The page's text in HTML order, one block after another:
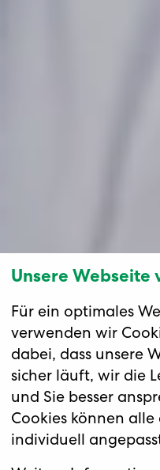
Unsere Webseite
Für ein optimales
verwenden wir
dabei, dass unsere
sicher läuft, wir die
und Sie besser
Cookies können
individuell
Das stimmungsvolle